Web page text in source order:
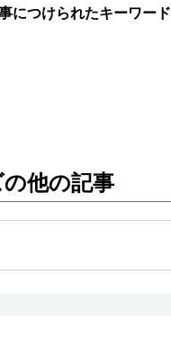
につけられたキーワード
他の記事